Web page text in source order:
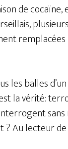
de
les balles
la vérité:
? Au lecteur